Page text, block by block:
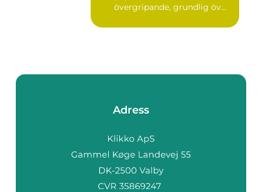
övergripande, grundlig öv...
Adress